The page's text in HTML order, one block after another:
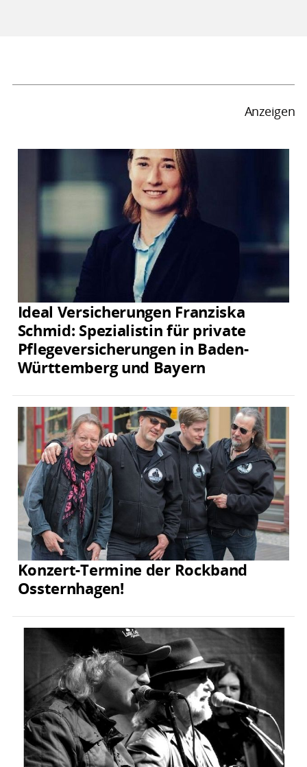
Anzeigen
Ideal Versicherungen Franziska
Schmid: Spezialistin für private
Pflegeversicherungen in Baden-
Württemberg und Bayern
Konzert-Termine der Rockband
Ossternhagen!